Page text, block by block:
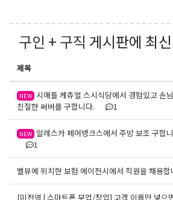
구인 + 구직 게시판에 최
제목
NEW 시애틀 케츄얼 스시식당에서 경험있고 손
친절한 써버를 구합니다.
1
NEW 알레스카 페어뱅크스에서 주방 보조 구합
1
벨뷰에 위치한 보험 에이전시에서 직원을 채용합
[미전역 | 스마트폰 부업/창업] 고객 이름만 넣으